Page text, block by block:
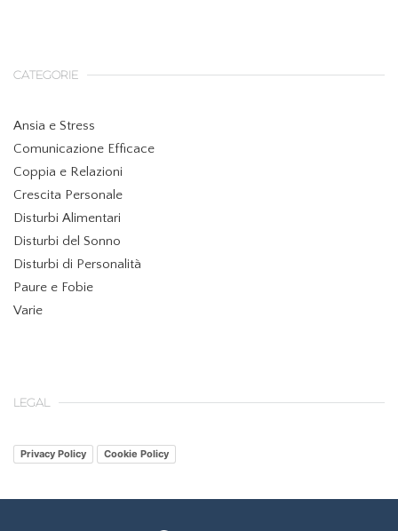
CATEGORIE
Ansia e Stress
Comunicazione Efficace
Coppia e Relazioni
Crescita Personale
Disturbi Alimentari
Disturbi del Sonno
Disturbi di Personalità
Paure e Fobie
Varie
LEGAL
Privacy Policy Cookie Policy